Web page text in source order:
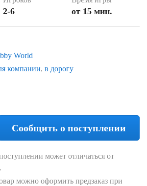
2-6 от 15 мин.
World
компании, в дорогу
Сообщить о поступлении
может отличаться от
можно оформить предзаказ при